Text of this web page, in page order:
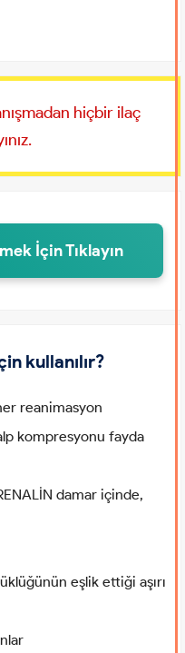
hiçbir ilaç
İçin Tıklayın
kullanılır?
reanimasyon
kompresyonu fayda
damar içinde,
eşlik ettiği aşırı